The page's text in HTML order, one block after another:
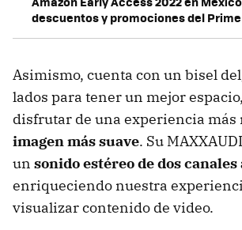
descuentos y promociones del
Asimismo, cuenta con un bisel
lados para tener un mejor
disfrutar de una experiencia más
imagen más suave. Su
un sonido estéreo de dos canales
enriqueciendo nuestra
visualizar contenido de video.